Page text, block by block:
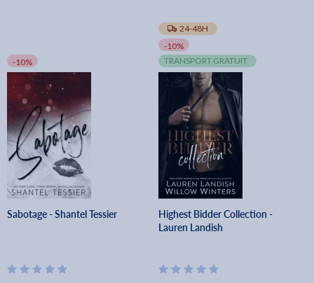
-10%
Sabotage - Shantel Tessier
24-48H
-10%
TRANSPORT GRATUIT
Highest Bidder Collection -
Lauren Landish